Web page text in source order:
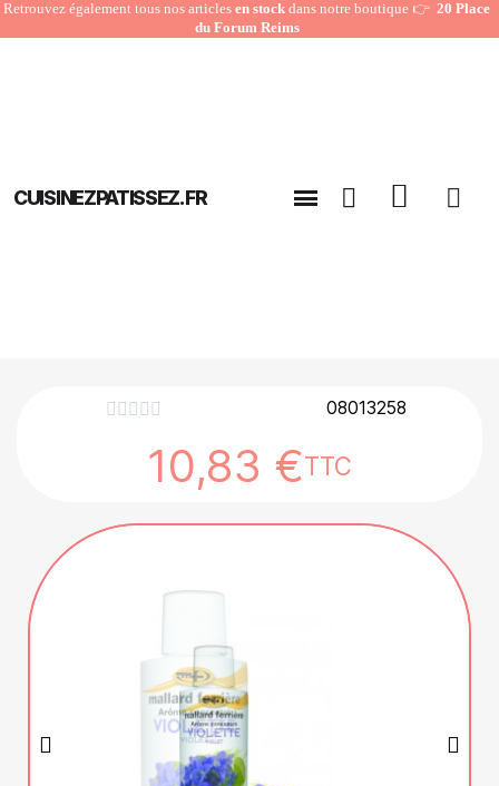
Retrouvez également tous nos articles en stock dans notre boutique 👉20 Place
du Forum Reims
CUISINEZPATISSEZ.FR
     08013258
10,83 €TTC